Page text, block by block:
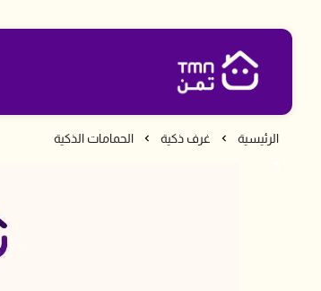
متجر تمن
الرئيسية غرف ذكية الحمامات الذكية